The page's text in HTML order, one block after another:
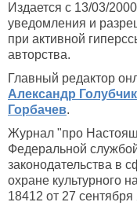
Издается с 13/03/
уведомления и
при активной
авторства.
Главный редактор
Александр
Горбачев.
Журнал "про
Федеральной
законодательства в
охране культурного
18412 от 27 сентября